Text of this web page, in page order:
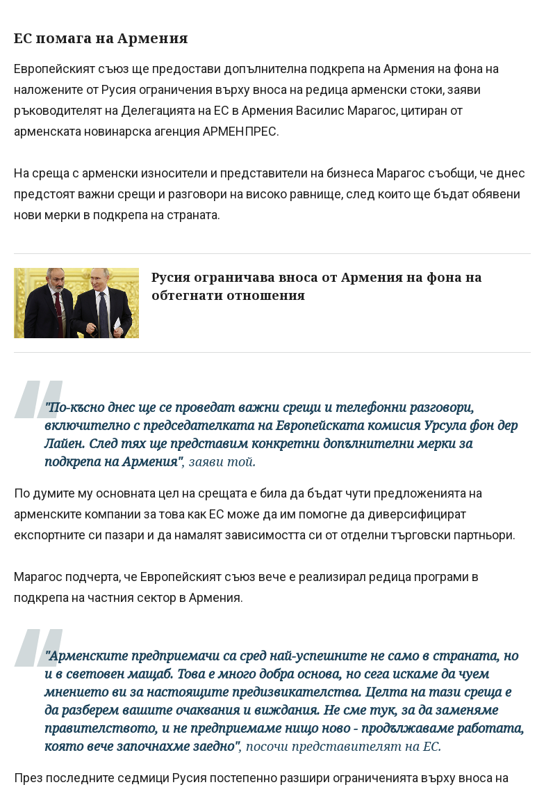
ЕС помага на Армения
Европейският съюз ще предостави допълнителна подкрепа на Армения на фона на
наложените от Русия ограничения върху вноса на редица арменски стоки, заяви
ръководителят на Делегацията на ЕС в Армения Василис Марагос, цитиран от
арменската новинарска агенция АРМЕНПРЕС.
На среща с арменски износители и представители на бизнеса Марагос съобщи, че днес
предстоят важни срещи и разговори на високо равнище, след които ще бъдат обявени
нови мерки в подкрепа на страната.
Русия ограничава вноса от Армения на фона на
обтегнати отношения
"По-късно днес ще се проведат важни срещи и телефонни разговори,
включително с председателката на Европейската комисия Урсула фон дер
Лайен. След тях ще представим конкретни допълнителни мерки за
подкрепа на Армения", заяви той.
По думите му основната цел на срещата е била да бъдат чути предложенията на
арменските компании за това как ЕС може да им помогне да диверсифицират
експортните си пазари и да намалят зависимостта си от отделни търговски партньори.
Марагос подчерта, че Европейският съюз вече е реализирал редица програми в
подкрепа на частния сектор в Армения.
"Арменските предприемачи са сред най-успешните не само в страната, но
и в световен мащаб. Това е много добра основа, но сега искаме да чуем
мнението ви за настоящите предизвикателства. Целта на тази среща е
да разберем вашите очаквания и виждания. Не сме тук, за да заменяме
правителството, и не предприемаме нищо ново - продължаваме работата,
която вече започнахме заедно", посочи представителят на ЕС.
През последните седмици Русия постепенно разшири ограниченията върху вноса на